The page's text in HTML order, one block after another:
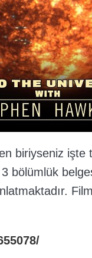
biriyseniz
3 bölümlük